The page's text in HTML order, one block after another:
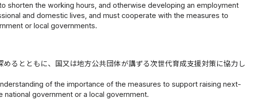
shorten the working hours, and otherwise developing an employment
and domestic lives, and must cooperate with the measures to
or local governments.
るとともに、国又は地方公共団体が講ずる次世代育成支援対策に協力し
of the importance of the measures to support raising next-
government or a local government.